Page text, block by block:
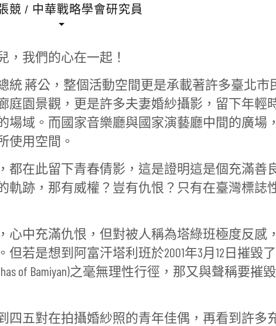
競 / 中華戰略學會研究員
，我們的心在一起！
統 蔣公，整個活動空間更是承載著許多臺北市
庭園景觀，更是許多夫妻婚紗攝影，留下年輕
場域。而國家音樂廳與國家演藝廳中間的廣場
使用空間。
都在此留下青春倩影，這是證明這是個充滿善
軌跡，那有威權？豈有仇恨？只有在臺灣標誌
心中充滿仇恨，但對被人稱為塔綠班極度反感
若是想到阿富汗塔利班於2001年3月12日摧毀
of Bamiyan)之毫無理性行徑，那又與聲稱要摧
四五對在拍攝婚紗照的青年佳偶，再看到許多